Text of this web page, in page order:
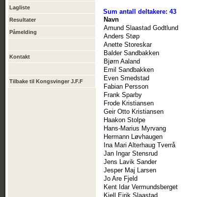
Lagliste
Resultater
Påmelding
Kontakt
Tilbake til Kongsvinger J.F.F
Sum antall deltakere: 43
Navn
Amund Slaastad Godtlund
Anders Støp
Anette Storeskar
Balder Sandbakken
Bjørn Aaland
Emil Sandbakken
Even Smedstad
Fabian Persson
Frank Sparby
Frode Kristiansen
Geir Otto Kristiansen
Haakon Stolpe
Hans-Marius Myrvang
Hermann Løvhaugen
Ina Mari Alterhaug Tverrå
Jan Ingar Stensrud
Jens Lavik Sander
Jesper Maj Larsen
Jo Are Fjeld
Kent Idar Vermundsberget
Kjell Eirik Slaastad